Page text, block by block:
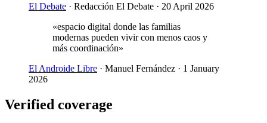
El Debate · Redacción El Debate · 20 April 2026
«espacio digital donde las familias
modernas pueden vivir con menos caos y
más coordinación»
El Androide Libre · Manuel Fernández · 1 January
2026
Verified coverage